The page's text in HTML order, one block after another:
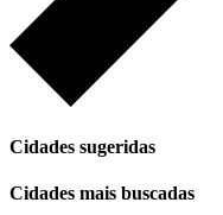
Cidades sugeridas
Cidades mais buscadas